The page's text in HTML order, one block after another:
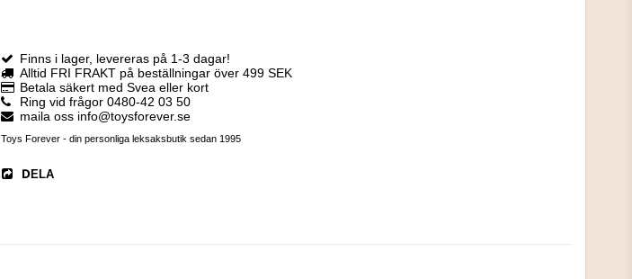
Finns i lager, levereras på 1-3 dagar!
Alltid FRI FRAKT på beställningar över 499 SEK
Betala säkert med Svea eller kort
Ring vid frågor 0480-42 03 50
maila oss info@toysforever.se
Toys Forever - din personliga leksaksbutik sedan 1995
DELA